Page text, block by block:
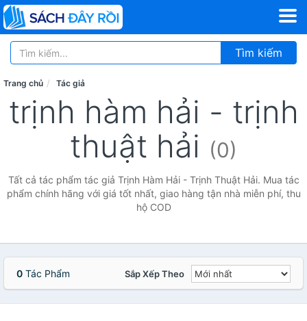
Tìm kiếm
Trang chủ Tác giả
trịnh hàm hải - trịnh
thuật hải (0)
Tất cả tác phẩm tác giả Trịnh Hàm Hải - Trịnh Thuật Hải. Mua tác
phẩm chính hãng với giá tốt nhất, giao hàng tận nhà miễn phí, thu
hộ COD
0 Tác Phẩm Sắp Xếp Theo